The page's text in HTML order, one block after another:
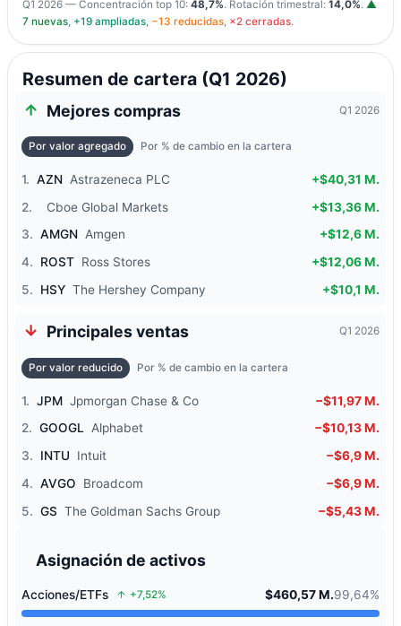
Q1 2026 — Concentración top 10: 48,7%. Rotación trimestral: 14,0%. ▲
7 nuevas, +19 ampliadas, −13 reducidas, ×2 cerradas.
Resumen de cartera (Q1 2026)
Mejores compras Q1 2026
Por valor agregado Por % de cambio en la cartera
1. AZN Astrazeneca PLC
+$40,31 M.
2.
Cboe Global Markets
+$13,36 M.
3. AMGN Amgen
+$12,6 M.
4.
ROST Ross Stores
+$12,06 M.
5.
HSY The Hershey Company +$10,1 M.
Principales ventas Q1 2026
Por valor reducido Por % de cambio en la cartera
1. JPM Jpmorgan Chase & Co
−$11,97 M.
2. GOOGL Alphabet
−$10,13 M.
3.
INTU Intuit
−$6,9 M.
4. AVGO Broadcom
−$6,9 M.
5. GS The Goldman Sachs Group −$5,43 M.
Asignación de activos
Acciones/ETFs +7,52% $460,57 M.99,64%